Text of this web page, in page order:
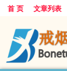
首 页 文章列表